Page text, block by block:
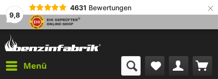
9,8
4631 Bewertungen ×
Menü